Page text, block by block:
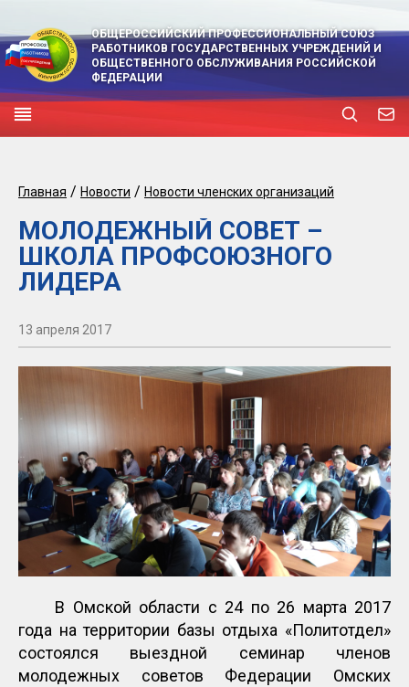
ОБЩЕРОССИЙСКИЙ ПРОФЕССИОНАЛЬНЫЙ СОЮЗ
РАБОТНИКОВ ГОСУДАРСТВЕННЫХ УЧРЕЖДЕНИЙ И
ОБЩЕСТВЕННОГО ОБСЛУЖИВАНИЯ РОССИЙСКОЙ
ФЕДЕРАЦИИ
Главная / Новости / Новости членских организаций
МОЛОДЕЖНЫЙ СОВЕТ –
ШКОЛА ПРОФСОЮЗНОГО
ЛИДЕРА
13 апреля 2017
В Омской области с 24 по 26 марта 2017
года на территории базы отдыха «Политотдел»
состоялся выездной семинар членов
молодежных советов Федерации Омских